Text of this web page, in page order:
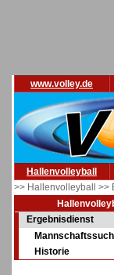
www.volley.de
Hallenvolleyball
>> Hallenvolleyball >>
Ergebnisdienst
Historie